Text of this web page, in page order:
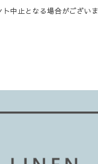
中止となる場合がございま